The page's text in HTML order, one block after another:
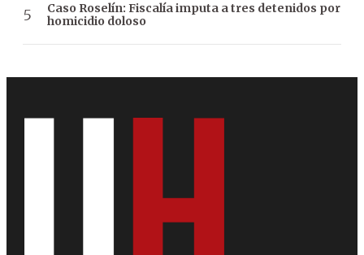
Caso Roselín: Fiscalía imputa a tres detenidos por
homicidio doloso